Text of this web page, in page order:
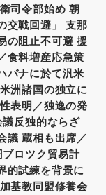
司令部始め 朝
交戦回避」 支那
の阻止不可避 援
食料増産応急策
バナに於て汎米
洲諸国の独立に
表明／独逸の発
反独的ならざ
議 蔵相も出席／
ロツク貿易計
的試練を背景に
基教同盟修養会